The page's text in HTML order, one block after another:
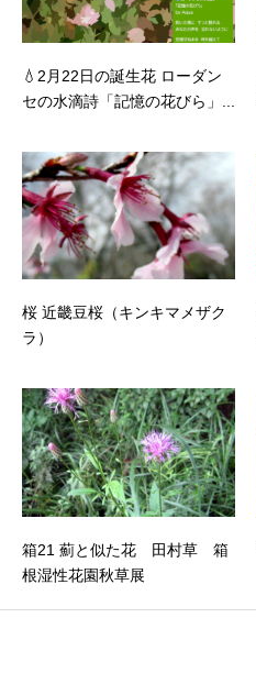
💧2月22日の誕生花 ローダン
セの水滴詩「記憶の花びら」...
桜 近畿豆桜（キンキマメザク
ラ）
箱21 薊と似た花 田村草 箱
根湿性花園秋草展